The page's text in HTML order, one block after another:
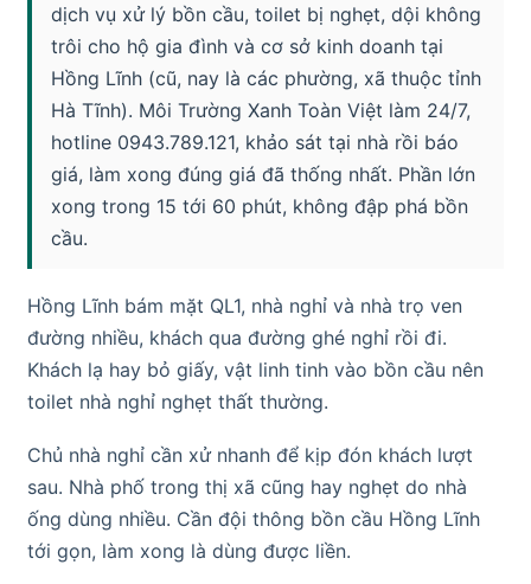
dịch vụ xử lý bồn cầu, toilet bị nghẹt, dội không
trôi cho hộ gia đình và cơ sở kinh doanh tại
Hồng Lĩnh (cũ, nay là các phường, xã thuộc tỉnh
Hà Tĩnh). Môi Trường Xanh Toàn Việt làm 24/7,
hotline 0943.789.121, khảo sát tại nhà rồi báo
giá, làm xong đúng giá đã thống nhất. Phần lớn
xong trong 15 tới 60 phút, không đập phá bồn
cầu.
Hồng Lĩnh bám mặt QL1, nhà nghỉ và nhà trọ ven
đường nhiều, khách qua đường ghé nghỉ rồi đi.
Khách lạ hay bỏ giấy, vật linh tinh vào bồn cầu nên
toilet nhà nghỉ nghẹt thất thường.
Chủ nhà nghỉ cần xử nhanh để kịp đón khách lượt
sau. Nhà phố trong thị xã cũng hay nghẹt do nhà
ống dùng nhiều. Cần đội thông bồn cầu Hồng Lĩnh
tới gọn, làm xong là dùng được liền.